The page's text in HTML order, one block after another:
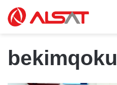
bekimqoku